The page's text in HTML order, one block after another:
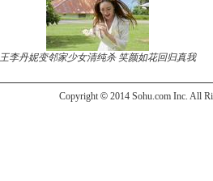
王李丹妮变邻家少女清纯杀 笑颜如花回归真我
Copyright © 2014 Sohu.com Inc. All